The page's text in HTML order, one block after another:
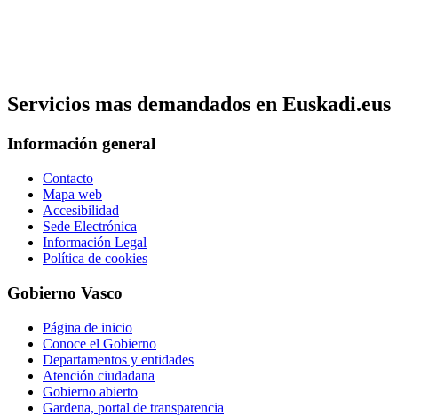
Servicios mas demandados en Euskadi.eus
Información general
Contacto
Mapa web
Accesibilidad
Sede Electrónica
Información Legal
Política de cookies
Gobierno Vasco
Página de inicio
Conoce el Gobierno
Departamentos y entidades
Atención ciudadana
Gobierno abierto
Gardena, portal de transparencia